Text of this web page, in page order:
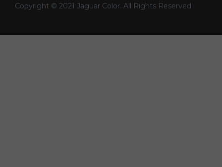
Copyright © 2021 Jaguar Color. All Rights Reserved